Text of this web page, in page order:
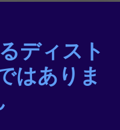
ディスト
はありま